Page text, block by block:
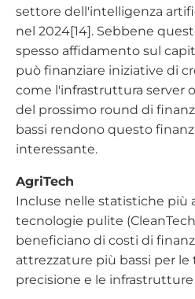
settore dell'intelligenza
nel 2024[14]. Sebbene
spesso affidamento sul
può finanziare iniziative di
come l'infrastruttura server
del prossimo round di
bassi rendono questo
interessante.
AgriTech
Incluse nelle statistiche più
tecnologie pulite
beneficiano di costi di
attrezzature più bassi per
precisione e le